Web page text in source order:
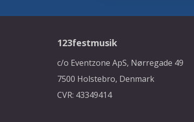
123festmusik
c/o Eventzone ApS, Nørregade 49
7500 Holstebro, Denmark
CVR: 43349414